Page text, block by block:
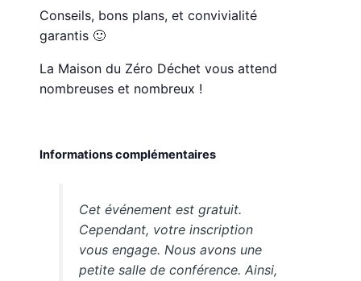
Conseils, bons plans, et convivialité
garantis 🙂
La Maison du Zéro Déchet vous attend
nombreuses et nombreux !
Informations complémentaires
Cet événement est gratuit.
Cependant, votre inscription
vous engage. Nous avons une
petite salle de conférence. Ainsi,